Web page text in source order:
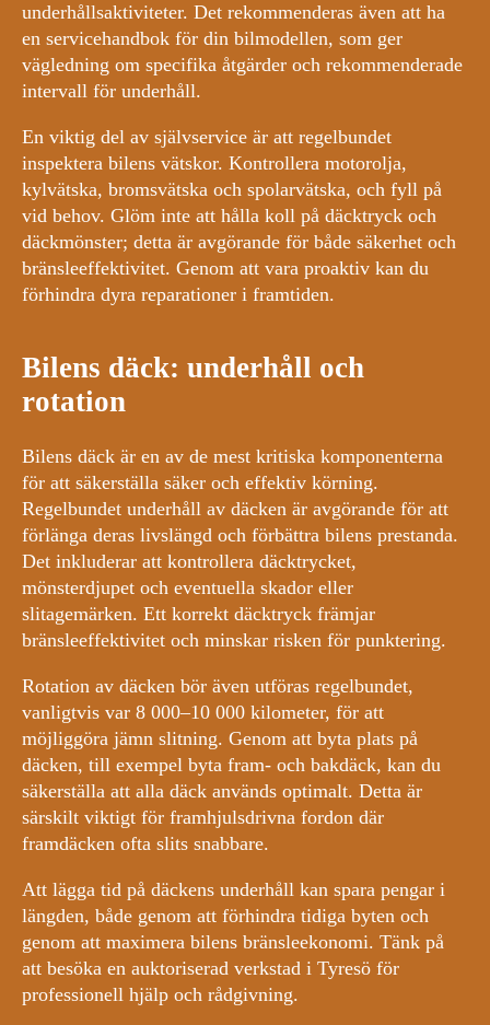
underhållsaktiviteter. Det rekommenderas även att ha
en servicehandbok för din bilmodellen, som ger
vägledning om specifika åtgärder och rekommenderade
intervall för underhåll.
En viktig del av självservice är att regelbundet
inspektera bilens vätskor. Kontrollera motorolja,
kylvätska, bromsvätska och spolarvätska, och fyll på
vid behov. Glöm inte att hålla koll på däcktryck och
däckmönster; detta är avgörande för både säkerhet och
bränsleeffektivitet. Genom att vara proaktiv kan du
förhindra dyra reparationer i framtiden.
Bilens däck: underhåll och
rotation
Bilens däck är en av de mest kritiska komponenterna
för att säkerställa säker och effektiv körning.
Regelbundet underhåll av däcken är avgörande för att
förlänga deras livslängd och förbättra bilens prestanda.
Det inkluderar att kontrollera däcktrycket,
mönsterdjupet och eventuella skador eller
slitagemärken. Ett korrekt däcktryck främjar
bränsleeffektivitet och minskar risken för punktering.
Rotation av däcken bör även utföras regelbundet,
vanligtvis var 8 000–10 000 kilometer, för att
möjliggöra jämn slitning. Genom att byta plats på
däcken, till exempel byta fram- och bakdäck, kan du
säkerställa att alla däck används optimalt. Detta är
särskilt viktigt för framhjulsdrivna fordon där
framdäcken ofta slits snabbare.
Att lägga tid på däckens underhåll kan spara pengar i
längden, både genom att förhindra tidiga byten och
genom att maximera bilens bränsleekonomi. Tänk på
att besöka en auktoriserad verkstad i Tyresö för
professionell hjälp och rådgivning.